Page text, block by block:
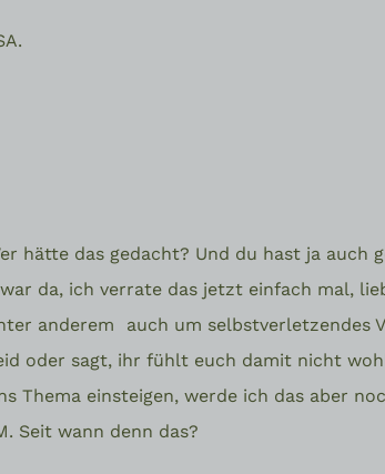
hätte das gedacht? Und du hast ja auch
da, ich verrate das jetzt einfach mal,
anderem
auch um selbstverletzendes
oder sagt, ihr fühlt euch damit nicht
Thema einsteigen, werde ich das aber
Seit wann denn das?